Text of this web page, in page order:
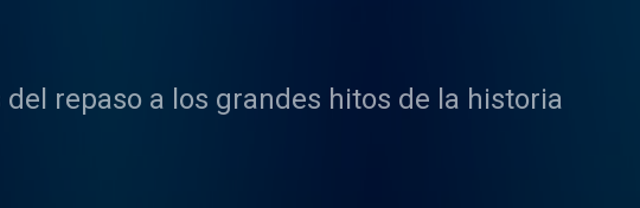
repaso a los grandes hitos de la historia